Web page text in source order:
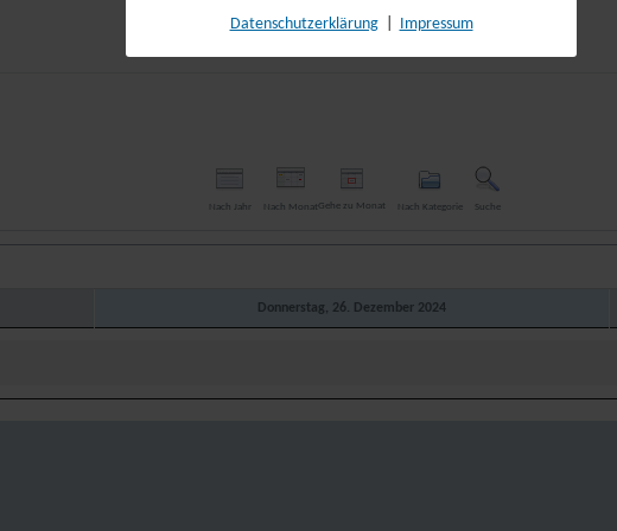
Nach Jahr Nach MonatGehe zu Monat Nach Kategorie Suche
Donnerstag, 26. Dezember 2024
Datenschutzerklärung Impressum